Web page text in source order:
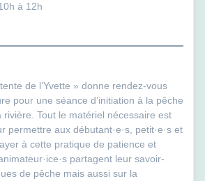
à 12h
de l’Yvette » donne rendez-vous
pour une séance d’initiation à la pêche
Tout le matériel nécessaire est
permettre aux débutant·e·s, petit·e·s et
à cette pratique de patience et
partagent leur savoir-
de pêche mais aussi sur la